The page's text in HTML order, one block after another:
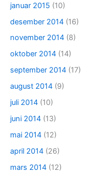
januar 2015 (10)
desember 2014 (16)
november 2014 (8)
oktober 2014 (14)
september 2014 (17)
august 2014 (9)
juli 2014 (10)
juni 2014 (13)
mai 2014 (12)
april 2014 (26)
mars 2014 (12)